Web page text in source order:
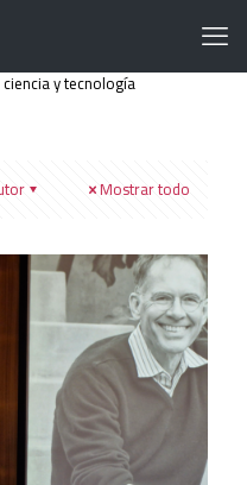
y tecnología
Mostrar todo